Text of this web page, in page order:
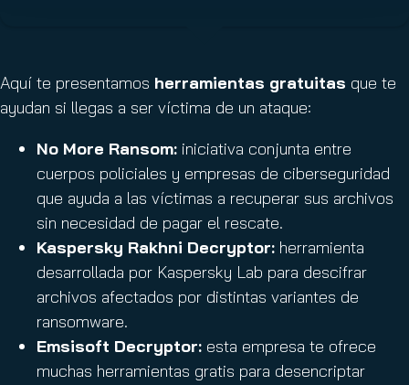
Aquí te presentamos herramientas gratuitas que te
ayudan si llegas a ser víctima de un ataque:
No More Ransom: iniciativa conjunta entre
cuerpos policiales y empresas de ciberseguridad
que ayuda a las víctimas a recuperar sus archivos
sin necesidad de pagar el rescate.
Kaspersky Rakhni Decryptor: herramienta
desarrollada por Kaspersky Lab para descifrar
archivos afectados por distintas variantes de
ransomware.
Emsisoft Decryptor: esta empresa te ofrece
muchas herramientas gratis para desencriptar